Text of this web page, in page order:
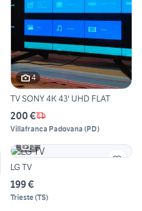
4
TV SONY 4K 43' UHD FLAT
200 €
Villafranca Padovana (PD)
3
LG TV
199 €
Trieste(TS)